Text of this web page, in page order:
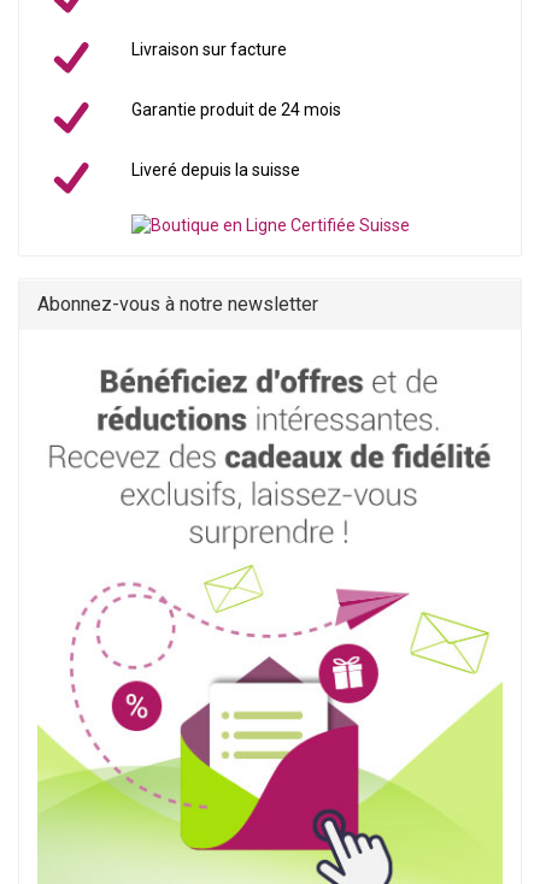
Livraison sur facture
Garantie produit de 24 mois
Liveré depuis la suisse
Abonnez-vous à notre newsletter